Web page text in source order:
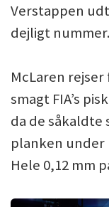
Verstappen
dejligt nummer.
McLaren rejser
smagt FIA’s
da de
planken
Hele 0,12 mm